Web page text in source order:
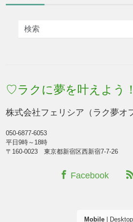
♡ラクに夢を叶えよう
株式会社フェリシア（ラク夢オ
050-6877-6053
平日9時～18時
〒160-0023 東京都新宿区西新宿7-7-26
Facebook
Mobile| Desktop